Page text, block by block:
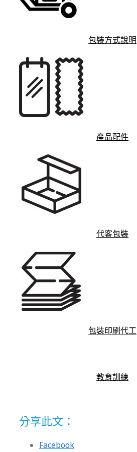
包裝方式說明
產品配件
代客包裝
包裝印刷代工
教育訓練
分享此文：
Facebook